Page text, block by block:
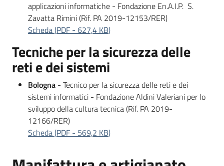
applicazioni informatiche - Fondazione En.A.I.P. S.
Zavatta Rimini (Rif. PA 2019-12153/RER)
Scheda(PDF - 627,4 KB)
Tecniche per la sicurezza delle
reti e dei sistemi
Bologna - Tecnico per la sicurezza delle reti e dei
sistemi informatici - Fondazione Aldini Valeriani per lo
sviluppo della cultura tecnica (Rif. PA 2019-
12166/RER)
Scheda(PDF - 569,2 KB)